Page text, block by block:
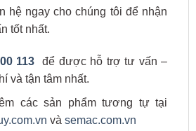
hệ ngay cho chúng tôi để nhận
tốt nhất.
113 để được hỗ trợ tư vấn –
và tận tâm nhất.
các sản phẩm tương tự tại
và semac.com.vn